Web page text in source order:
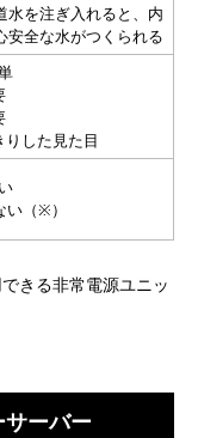
水を注ぎ入れると、内
安全な水がつくられる
した見た目
（※）
きる非常電源ユニッ
ーバー